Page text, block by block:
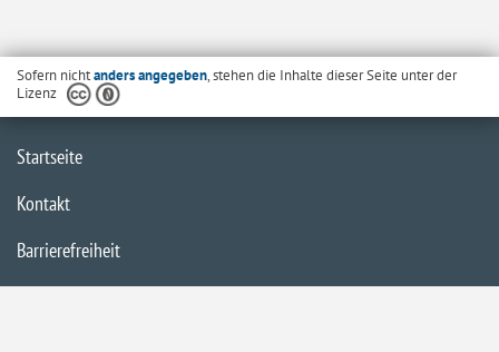
Sofern nichtanders angegeben, stehen die Inhalte dieser Seite unter der
Lizenz
Startseite
Kontakt
Barrierefreiheit